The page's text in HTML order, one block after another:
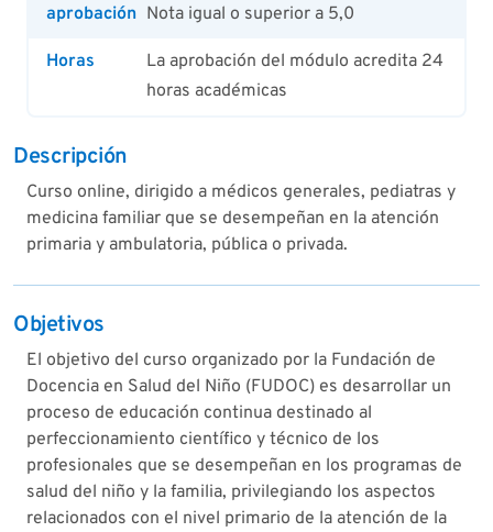
aprobación Nota igual o superior a 5,0
Horas
La aprobación del módulo acredita 24
horas académicas
Descripción
Curso online, dirigido a médicos generales, pediatras y
medicina familiar que se desempeñan en la atención
primaria y ambulatoria, pública o privada.
Objetivos
El objetivo del curso organizado por la Fundación de
Docencia en Salud del Niño (FUDOC) es desarrollar un
proceso de educación continua destinado al
perfeccionamiento científico y técnico de los
profesionales que se desempeñan en los programas de
salud del niño y la familia, privilegiando los aspectos
relacionados con el nivel primario de la atención de la